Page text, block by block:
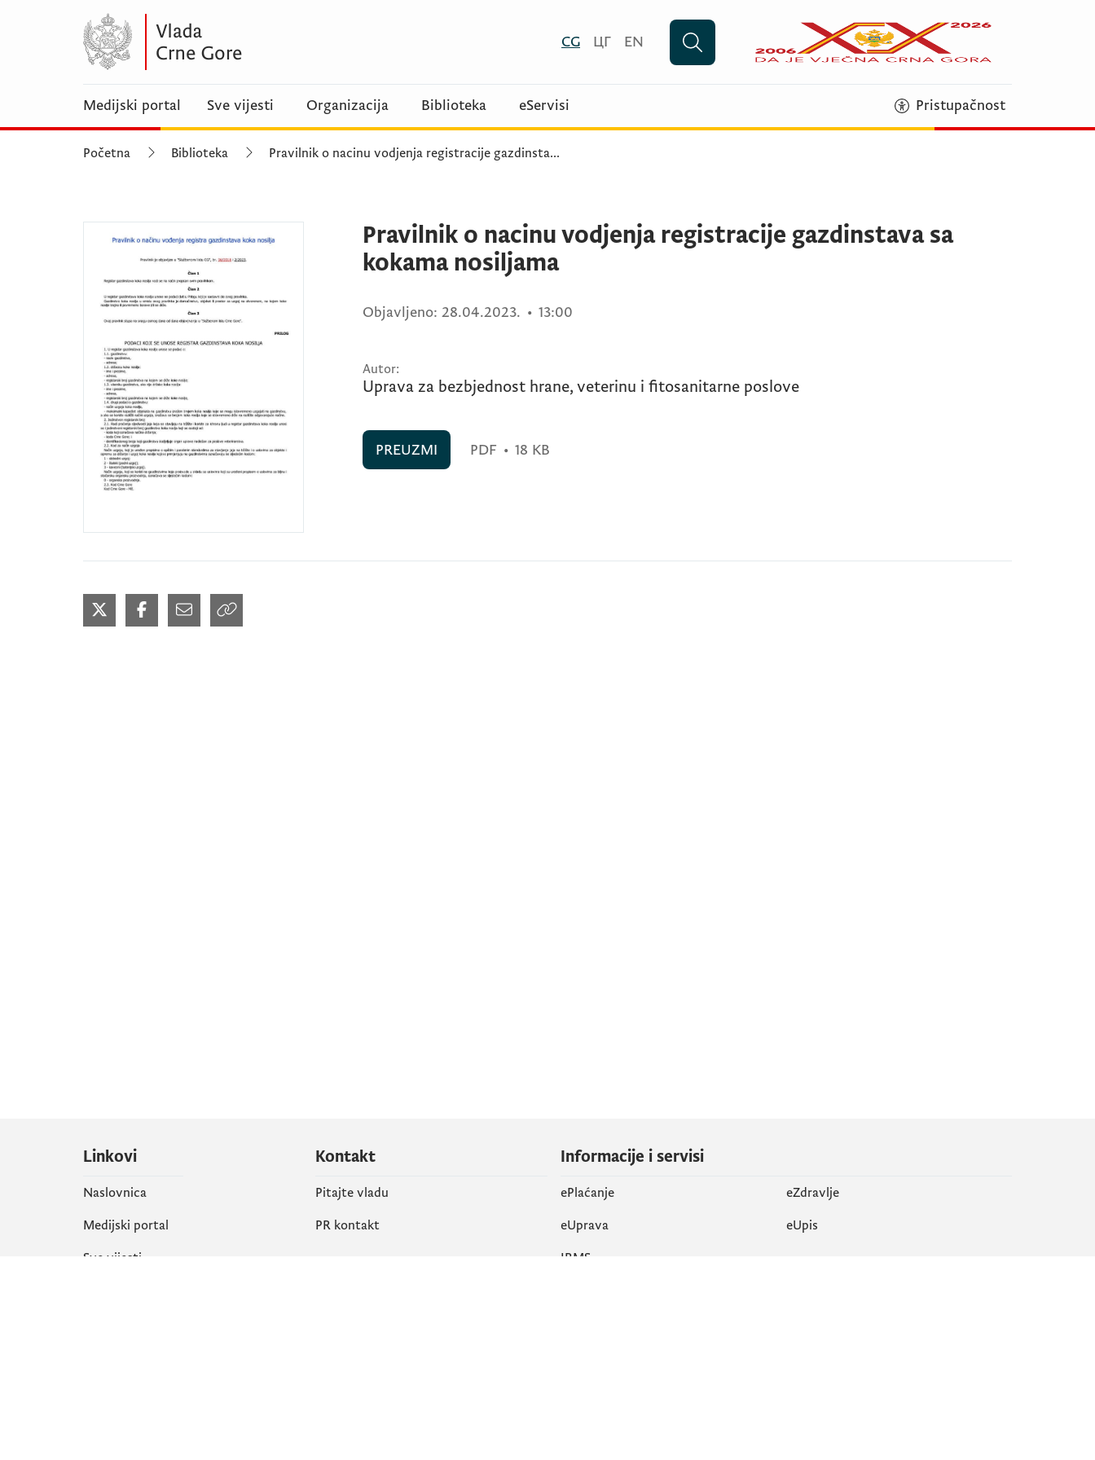
CG ЦГ EN
Medijski portal Sve vijesti Organizacija Biblioteka eServisi Pristupačnost
Početna Biblioteka Pravilnik o nacinu vodjenja registracije gazdinsta...
Pravilnik o nacinu vodjenja registracije gazdinstava sa
kokama nosiljama
Objavljeno: 28.04.2023. • 13:00
Autor:
Uprava za bezbjednost hrane, veterinu i fitosanitarne poslove
PREUZMI PDF • 18 KB
Linkovi
Naslovnica
Medijski portal
Sve vijesti
Kontakt
Pitajte vladu
PR kontakt
Informacije i servisi
ePlaćanje
eZdravlje
eUprava
еUpis
IRMS